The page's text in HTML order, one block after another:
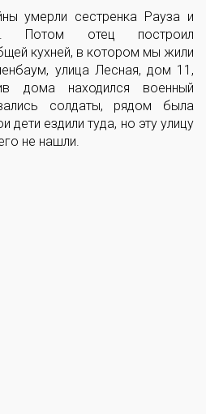
умерли сестренка Рауза и
Потом отец построил
кухней, в котором мы жили
улица Лесная, дом 11,
дома находился военный
солдаты, рядом была
дети ездили туда, но эту улицу
не нашли.